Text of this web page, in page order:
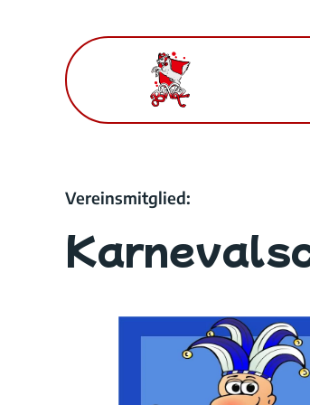
Vereinsmitglied: